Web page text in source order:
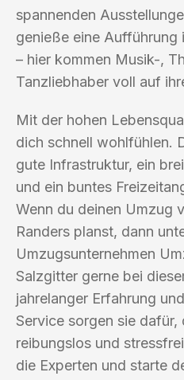
spannenden
genieße eine Aufführung
– hier kommen Musik-,
Tanzliebhaber voll auf
Mit der hohen
dich schnell wohlfühlen.
gute Infrastruktur, ein
und ein buntes
Wenn du deinen Umzug
Randers planst, dann
Umzugsunternehmen
Salzgitter gerne bei
jahrelanger Erfahrung
Service sorgen sie dafür,
reibungslos und
die Experten und starte